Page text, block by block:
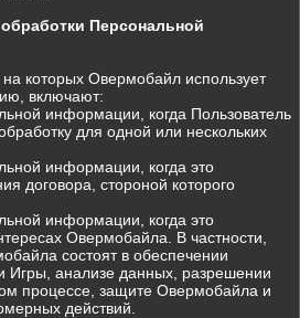
Персональной
которых Овермобайл использует
включают:
информации, когда Пользователь
для одной или нескольких
информации, когда это
договора, стороной которого
информации, когда это
Овермобайла. В частности,
состоят в обеспечении
Игры, анализе данных, разрешении
процессе, защите Овермобайла и
действий.